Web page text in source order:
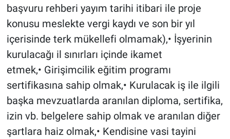
başvuru rehberi yayım tarihi itibari ile proje
konusu meslekte vergi kaydı ve son bir yıl
içerisinde terk mükellefi olmamak),• İşyerinin
kurulacağı il sınırları içinde ikamet
etmek,• Girişimcilik eğitim programı
sertifikasına sahip olmak,• Kurulacak iş ile ilgili
başka mevzuatlarda aranılan diploma, sertifika,
izin vb. belgelere sahip olmak ve aranılan diğer
şartlara haiz olmak,• Kendisine vasi tayini